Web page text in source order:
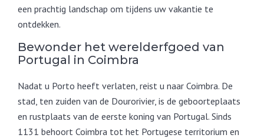
een prachtig landschap om tijdens uw vakantie te
ontdekken.
Bewonder het werelderfgoed van
Portugal in Coimbra
Nadat u Porto heeft verlaten, reist u naar Coimbra. De
stad, ten zuiden van de Dourorivier, is de geboorteplaats
en rustplaats van de eerste koning van Portugal. Sinds
1131 behoort Coimbra tot het Portugese territorium en